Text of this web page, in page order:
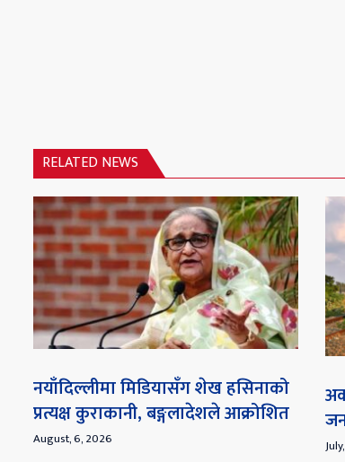
RELATED NEWS
नयाँदिल्लीमा मिडियासँग शेख हसिनाको
प्रत्यक्ष कुराकानी, बङ्गलादेशले आक्रोशित
August, 6, 2026